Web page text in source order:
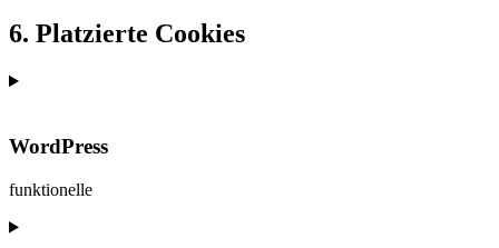
6. Platzierte Cookies
WordPress
funktionelle
Consent